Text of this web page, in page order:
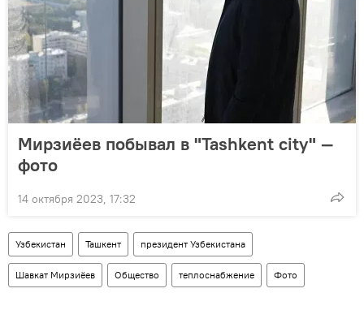
Мирзиёев побывал в "Tashkent city" —
фото
14 октября 2023, 17:32
Узбекистан Ташкент президент Узбекистана
Шавкат Мирзиёев Общество теплоснабжение Фото